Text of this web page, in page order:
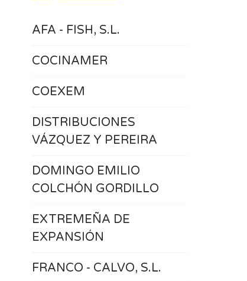
AFA - FISH, S.L.
COCINAMER
COEXEM
DISTRIBUCIONES
VÁZQUEZ Y PEREIRA
DOMINGO EMILIO
COLCHÓN GORDILLO
EXTREMEÑA DE
EXPANSIÓN
FRANCO - CALVO, S.L.